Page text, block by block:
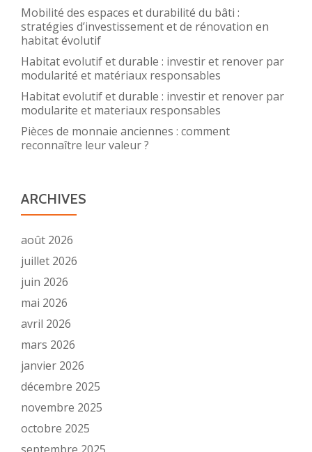
Mobilité des espaces et durabilité du bâti :
stratégies d’investissement et de rénovation en
habitat évolutif
Habitat evolutif et durable : investir et renover par
modularité et matériaux responsables
Habitat evolutif et durable : investir et renover par
modularite et materiaux responsables
Pièces de monnaie anciennes : comment
reconnaître leur valeur ?
ARCHIVES
août 2026
juillet 2026
juin 2026
mai 2026
avril 2026
mars 2026
janvier 2026
décembre 2025
novembre 2025
octobre 2025